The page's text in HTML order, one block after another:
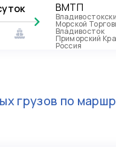
ВМТП
Морской
Владивосток
Приморский
Россия
грузов по